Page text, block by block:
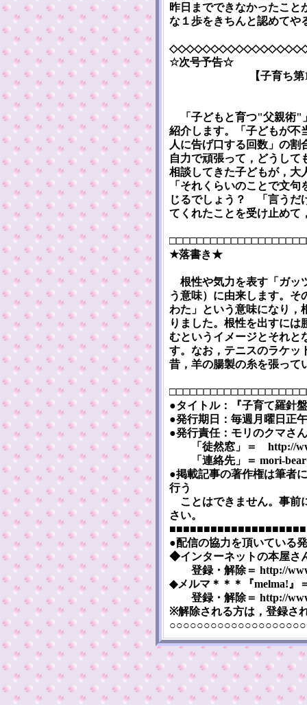
昨日までできなかったこと
な１歩をきちんと認めてや
☆次号予告☆
【子育ち
「子どもと育つ"父親術"
紹介します。「子どもが不
人に告げ口する回数」の割
自力で頑張って，どうして
相談してきた子どもが，大
「それくらいのことで文
じるでしょう？ 「言うだ
てくれたことを受け止めて
★落書き★
根性や気力を表す「ガッ
う意味）に由来します。そ
わた」という意味になり，
りました。根性を出すには
むというイメージとそれと
す。なお，テニスのラケッ
昔，羊の腸製の糸を張って
●タイトル：『子育て羅針
●発行期日：毎週月曜日正
●発行責任：モリのクマさ
「徒然窓」＝ http://
「連絡先」＝ mori-
●掲載記事の著作権は筆者
行う
ことはできません。事前
さい。
●配信の協力を頂いている
◆インターネットの本屋さ
登録・解除＝ http://
◆メルマ＊＊＊『melma!』
登録・解除＝ http://
※解除される方は，登録さ